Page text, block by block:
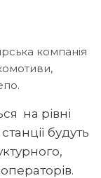
компанія
на рівні
будуть